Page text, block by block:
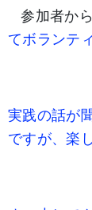
参加者か
てボランテ
実践の話が
ですが、楽